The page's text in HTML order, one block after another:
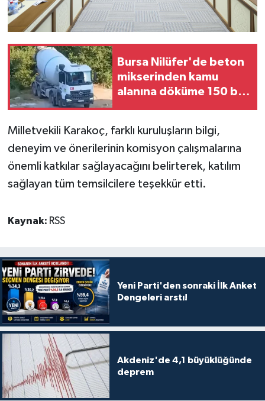
Bursa Nilüfer'de beton
mikserinden kamu
alanına döküme 150 bin
Milletvekili Karakoç, farklı kuruluşların bilgi,
deneyim ve önerilerinin komisyon çalışmalarına
önemli katkılar sağlayacağını belirterek, katılım
sağlayan tüm temsilcilere teşekkür etti.
Kaynak: RSS
Yeni Parti'den sonraki İlk Anket
Dengeleri arstı!
Akdeniz'de 4,1 büyüklüğünde
deprem